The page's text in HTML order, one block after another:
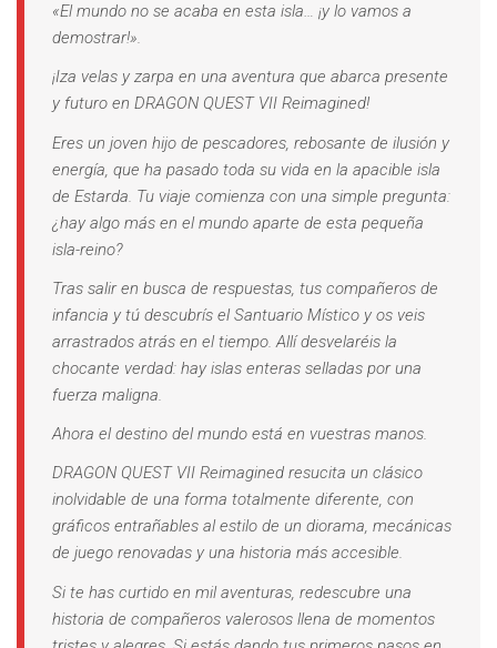
«El mundo no se acaba en esta isla… ¡y lo vamos a
demostrar!».
¡Iza velas y zarpa en una aventura que abarca presente
y futuro en DRAGON QUEST VII Reimagined!
Eres un joven hijo de pescadores, rebosante de ilusión y
energía, que ha pasado toda su vida en la apacible isla
de Estarda. Tu viaje comienza con una simple pregunta:
¿hay algo más en el mundo aparte de esta pequeña
isla-reino?
Tras salir en busca de respuestas, tus compañeros de
infancia y tú descubrís el Santuario Místico y os veis
arrastrados atrás en el tiempo. Allí desvelaréis la
chocante verdad: hay islas enteras selladas por una
fuerza maligna.
Ahora el destino del mundo está en vuestras manos.
DRAGON QUEST VII Reimagined resucita un clásico
inolvidable de una forma totalmente diferente, con
gráficos entrañables al estilo de un diorama, mecánicas
de juego renovadas y una historia más accesible.
Si te has curtido en mil aventuras, redescubre una
historia de compañeros valerosos llena de momentos